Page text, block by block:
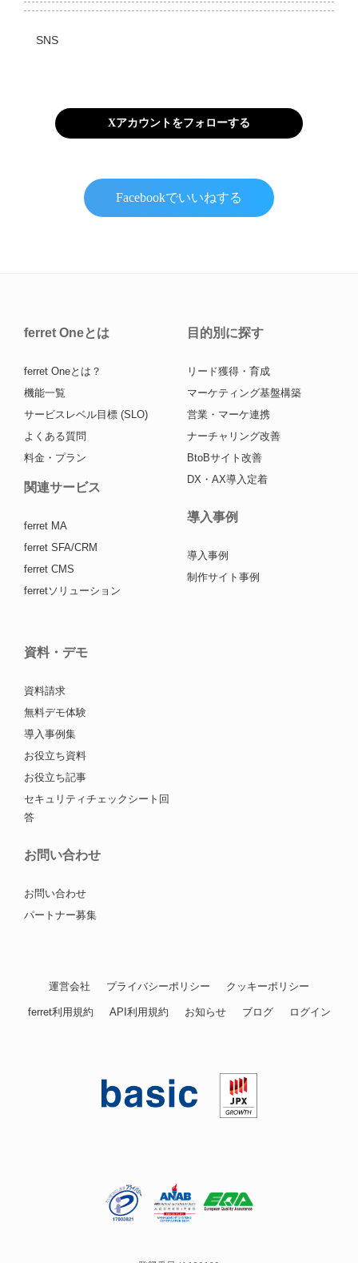
SNS
Xアカウントをフォローする
Facebookでいいねする
ferret Oneとは
ferret Oneとは？
機能一覧
サービスレベル目標 (SLO)
よくある質問
料金・プラン
関連サービス
ferret MA
ferret SFA/CRM
ferret CMS
ferretソリューション
目的別に探す
リード獲得・育成
マーケティング基盤構築
営業・マーケ連携
ナーチャリング改善
BtoBサイト改善
DX・AX導入定着
導入事例
導入事例
制作サイト事例
資料・デモ
資料請求
無料デモ体験
導入事例集
お役立ち資料
お役立ち記事
セキュリティチェックシート回
答
お問い合わせ
お問い合わせ
パートナー募集
運営会社 プライバシーポリシー クッキーポリシー
ferret利用規約 API利用規約 お知らせ ブログ ログイン